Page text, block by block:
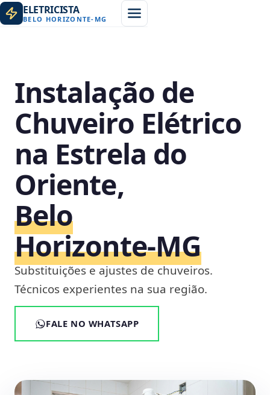
ELETRICISTA
BELO HORIZONTE- MG
Instalação de
Chuveiro Elétrico
na Estrela do
Oriente,
Belo
Horizonte‑MG
Substituições e ajustes de chuveiros.
Técnicos experientes na sua região.
FALE NO WHATSAPP